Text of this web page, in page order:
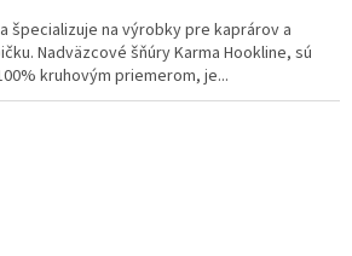
špecializuje na výrobky pre kaprárov a
Nadväzcové šňúry Karma Hookline, sú
kruhovým priemerom, je...